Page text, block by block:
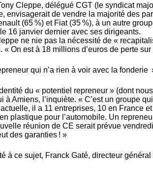
Cleppe, délégué CGT (le syndicat
envisagerait de vendre la majorité des
(65 %) et Fiat (35 %), à un autre
16 janvier dernier avec ses dirigeants.
ne nie pas la nécessité de «
« On est à 18 millions d’euros de perte
qui n’a rien à voir avec la fonderie
du « potentiel repreneur » (dont
à Amiens, l’inquiète. « C’est un groupe
actuelle, il a 11 entreprises, 10 en France
plastique pour l’automobile. Un
réunion de CE serait prévue
des garanties ! »
à ce sujet, Franck Gaté, directeur